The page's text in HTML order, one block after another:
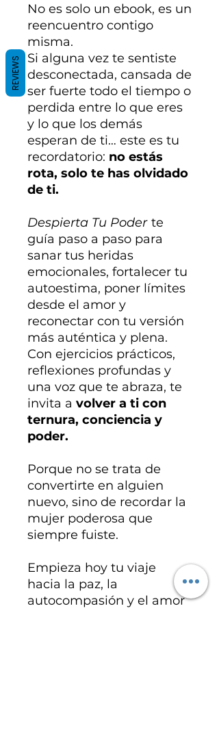
No es solo un ebook, es un
reencuentro contigo
misma.
Si alguna vez te sentiste
desconectada, cansada de
ser fuerte todo el tiempo o
perdida entre lo que eres
y lo que los demás
esperan de ti… este es tu
recordatorio: no estás
rota, solo te has olvidado
de ti.
Despierta Tu Poder te
guía paso a paso para
sanar tus heridas
emocionales, fortalecer tu
autoestima, poner límites
desde el amor y
reconectar con tu versión
más auténtica y plena.
Con ejercicios prácticos,
reflexiones profundas y
una voz que te abraza, te
invita a volver a ti con
ternura, conciencia y
poder.
Porque no se trata de
convertirte en alguien
nuevo, sino de recordar la
mujer poderosa que
siempre fuiste.
Empieza hoy tu viaje
hacia la paz, la
autocompasión y el amor
REVIEWS